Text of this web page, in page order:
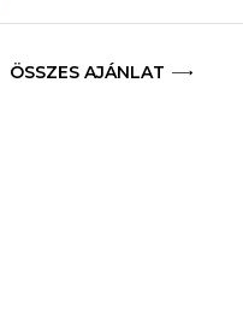
ÖSSZES AJÁNLAT